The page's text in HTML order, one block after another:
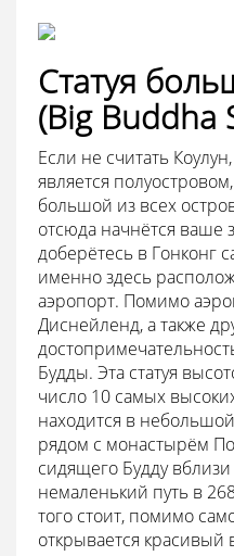
Статуя
(Big Buddha
Если не считать
является
большой из всех
отсюда начнётся ваше
доберётесь в Гонконг
именно здесь
аэропорт. Помимо
Диснейленд, а также
Будды. Эта статуя
число 10 самых
находится в
рядом с монастырём
сидящего Будду
немаленький путь в
того стоит, помимо
открывается